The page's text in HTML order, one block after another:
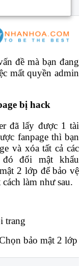
đề mà bạn đang
mất quyền admin
bị hack
đã lấy được 1 tài
fanpage thì bạn
và xóa tất cả các
đổi mật khẩu
2 lớp để bảo vệ
làm như sau.
trang
bảo mật 2 lớp